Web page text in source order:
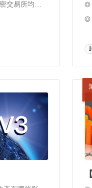
Coinbase、Gemini和Kraken等顶级加密交易所均出现宕机 加密市场崩盘了